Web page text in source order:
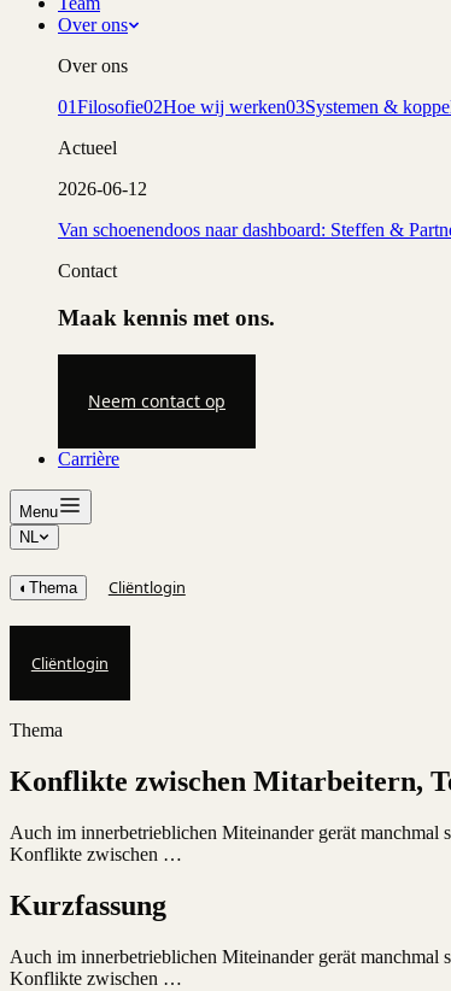
Over ons
Over ons
01Filosofie02Hoe wij werken03Systemen &
Actueel
2026-06-12
Van schoenendoos naar dashboard: Steffen &
Contact
Maak kennis met ons.
Neem contact op
Carrière
Menu
NL
◐ Thema Cliëntlogin
Cliëntlogin
Thema
Konflikte zwischen Mitarbeitern,
Auch im innerbetrieblichen Miteinander gerät manchmal
Konflikte zwischen …
Kurzfassung
Auch im innerbetrieblichen Miteinander gerät manchmal
Konflikte zwischen …